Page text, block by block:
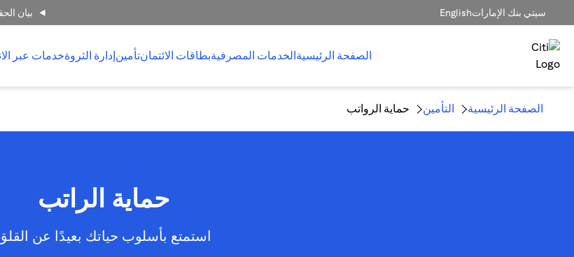
سيتي بنك الإماراتEnglish بيان
الصفحة الرئيسيةالخدمات المصرفيةبطاقات الائتمانتأمينإدارة الثروةخدمات عبر
الصفحة الرئيسية التأمين حماية الرواتب
حماية الراتب
استمتع بأسلوب حياتك بعيدًا عن